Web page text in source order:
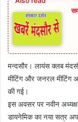
मन्दसौर। लायंस क्लब
मीटिंग और जनरल मीटिंग
की गई।
इस अवसर पर नवीन
डायनेमिक का नया सत्र